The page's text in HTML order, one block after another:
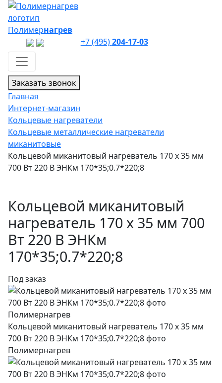
Полимернагрев
+7 (495)204-17-03
Заказать звонок
Главная
Интернет-магазин
Кольцевые нагреватели
Кольцевые металлические нагреватели
миканитовые
Кольцевой миканитовый нагреватель 170 х 35 мм
700 Вт 220 В ЭНКм 170*35;0.7*220;8
Кольцевой миканитовый
нагреватель 170 х 35 мм 700
Вт 220 В ЭНКм
170*35;0.7*220;8
Под заказ
Кольцевой миканитовый нагреватель 170 х 35 мм
700 Вт 220 В ЭНКм 170*35;0.7*220;8 фото
Полимернагрев